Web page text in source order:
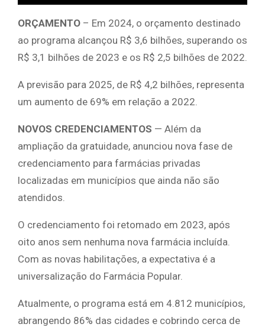
ORÇAMENTO – Em 2024, o orçamento destinado
ao programa alcançou R$ 3,6 bilhões, superando os
R$ 3,1 bilhões de 2023 e os R$ 2,5 bilhões de 2022.
A previsão para 2025, de R$ 4,2 bilhões, representa
um aumento de 69% em relação a 2022.
NOVOS CREDENCIAMENTOS — Além da
ampliação da gratuidade, anunciou nova fase de
credenciamento para farmácias privadas
localizadas em municípios que ainda não são
atendidos.
O credenciamento foi retomado em 2023, após
oito anos sem nenhuma nova farmácia incluída.
Com as novas habilitações, a expectativa é a
universalização do Farmácia Popular.
Atualmente, o programa está em 4.812 municípios,
abrangendo 86% das cidades e cobrindo cerca de